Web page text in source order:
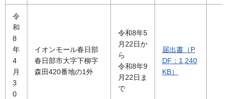
令
和
8
年
4
月
3
0
イオンモール春日部
春日部市大字下柳字
森田420番地の1外
令和8年5
月22日か
ら
令和8年9
月22日ま
で
届出書（P
DF：1,240
KB）